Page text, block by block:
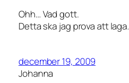
Ohh… Vad gott.
Detta ska jag prova att laga.
december 19, 2009
Johanna